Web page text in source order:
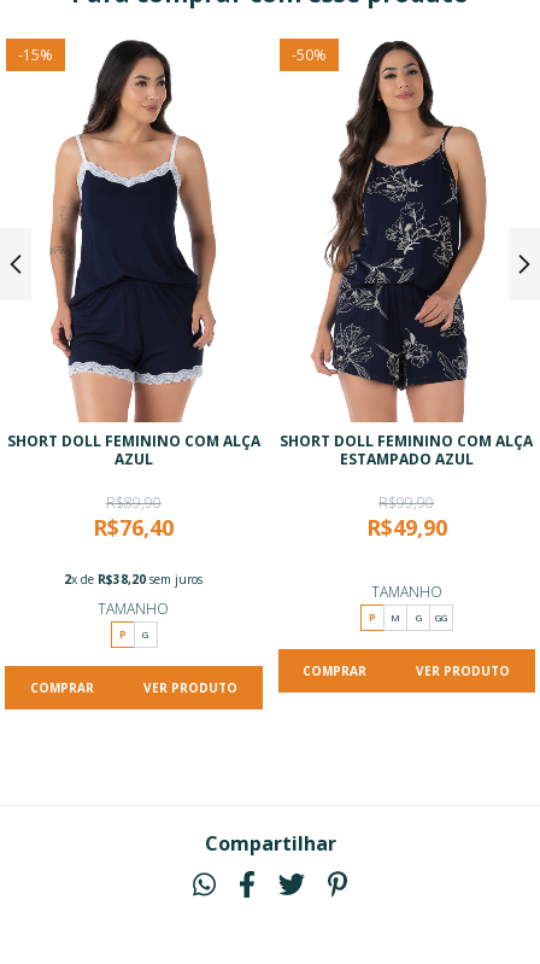
-15%
SHORT DOLL FEMININO COM ALÇA
AZUL
R$89,90
R$76,40
2x de R$38,20 sem juros
TAMANHO
P G
VER PRODUTO
-50%
SHORT DOLL FEMININO COM ALÇA
ESTAMPADO AZUL
R$99,90
R$49,90
TAMANHO
P M G GG
VER PRODUTO
Compartilhar